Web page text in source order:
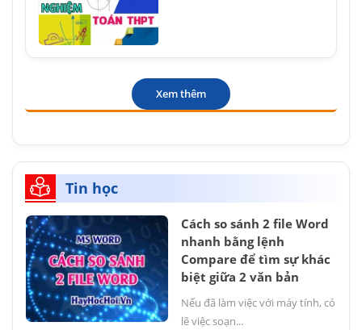
Xem thêm
Tin học
Cách so sánh 2 file Word
nhanh bằng lệnh
Compare để tìm sự khác
biệt giữa 2 văn bản
Nếu đã làm việc với máy tính, có
lẽ việc soạn...